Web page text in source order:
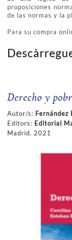
proposiciones
de las normas y la
Para su compra
Derecho y
Autor/s:
Editors: Editorial
Madrid. 2021